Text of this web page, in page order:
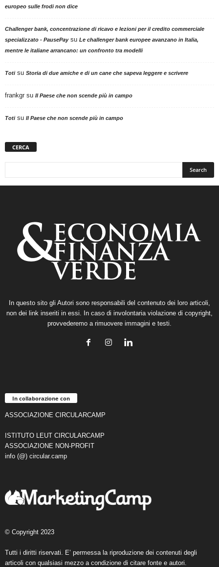
europeo sulle frodi non dice
Challenger bank, concentrazione di ricavo e lezioni per il credito commerciale
specializzato - PausePaysu Le challenger bank europee avanzano in Italia,
mentre le italiane arrancano: un confronto tra modelli
Totisu Storia di due amiche e di un cane che sapeva leggere e scrivere
frankgr su Il Paese che non scende più in campo
Totisu Il Paese che non scende più in campo
CERCA
In questo sito gli Autori sono responsabili del contenuto dei loro articoli,
non dei link inseriti in essi. In caso di involontaria violazione di copyright,
provvederemo a rimuovere immagini e testi.
In collaborazione con
ASSOCIAZIONE CIRCULARCAMP
ISTITUTO LEUT CIRCULARCAMP
ASSOCIAZIONE NON-PROFIT
info (@) circular.camp
© Copyright 2023
Tutti i diritti riservati. E’ permessa la riproduzione dei contenuti degli
articoli con qualsiasi mezzo a condizione di citare fonte e autori.